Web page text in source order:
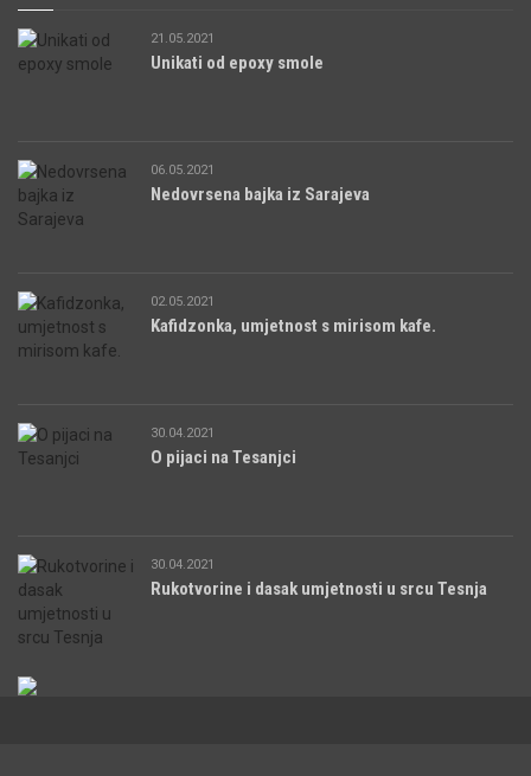
21.05.2021
Unikati od epoxy smole
06.05.2021
Nedovrsena bajka iz Sarajeva
02.05.2021
Kafidzonka, umjetnost s mirisom kafe.
30.04.2021
O pijaci na Tesanjci
30.04.2021
Rukotvorine i dasak umjetnosti u srcu Tesnja